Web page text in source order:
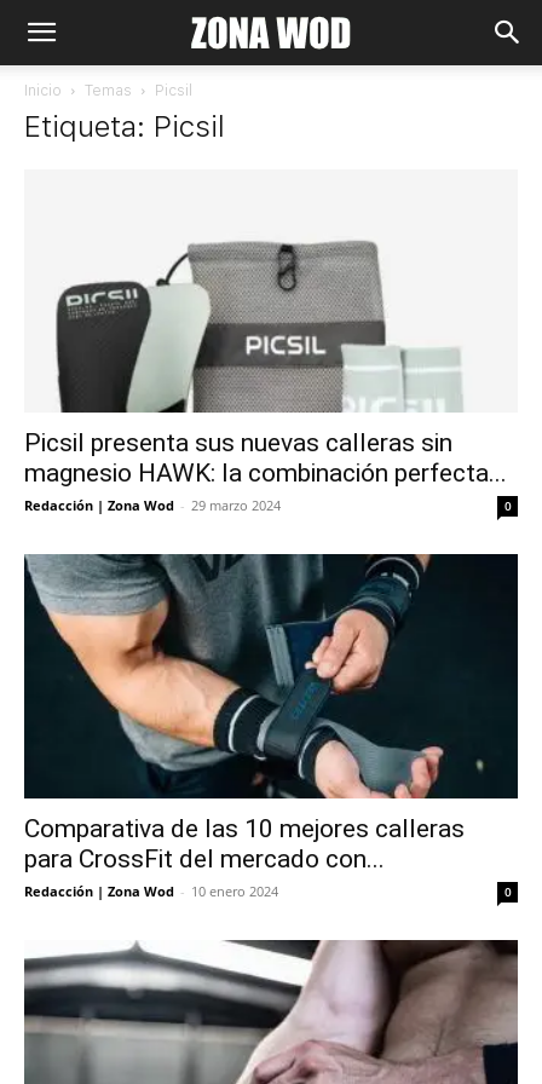
Inicio Temas Picsil
Etiqueta: Picsil
Picsil presenta sus nuevas calleras sin
magnesio HAWK: la combinación perfecta...
Redacción | Zona Wod - 29 marzo 2024 0
Comparativa de las 10 mejores calleras
para CrossFit del mercado con...
Redacción | Zona Wod - 10 enero 2024 0